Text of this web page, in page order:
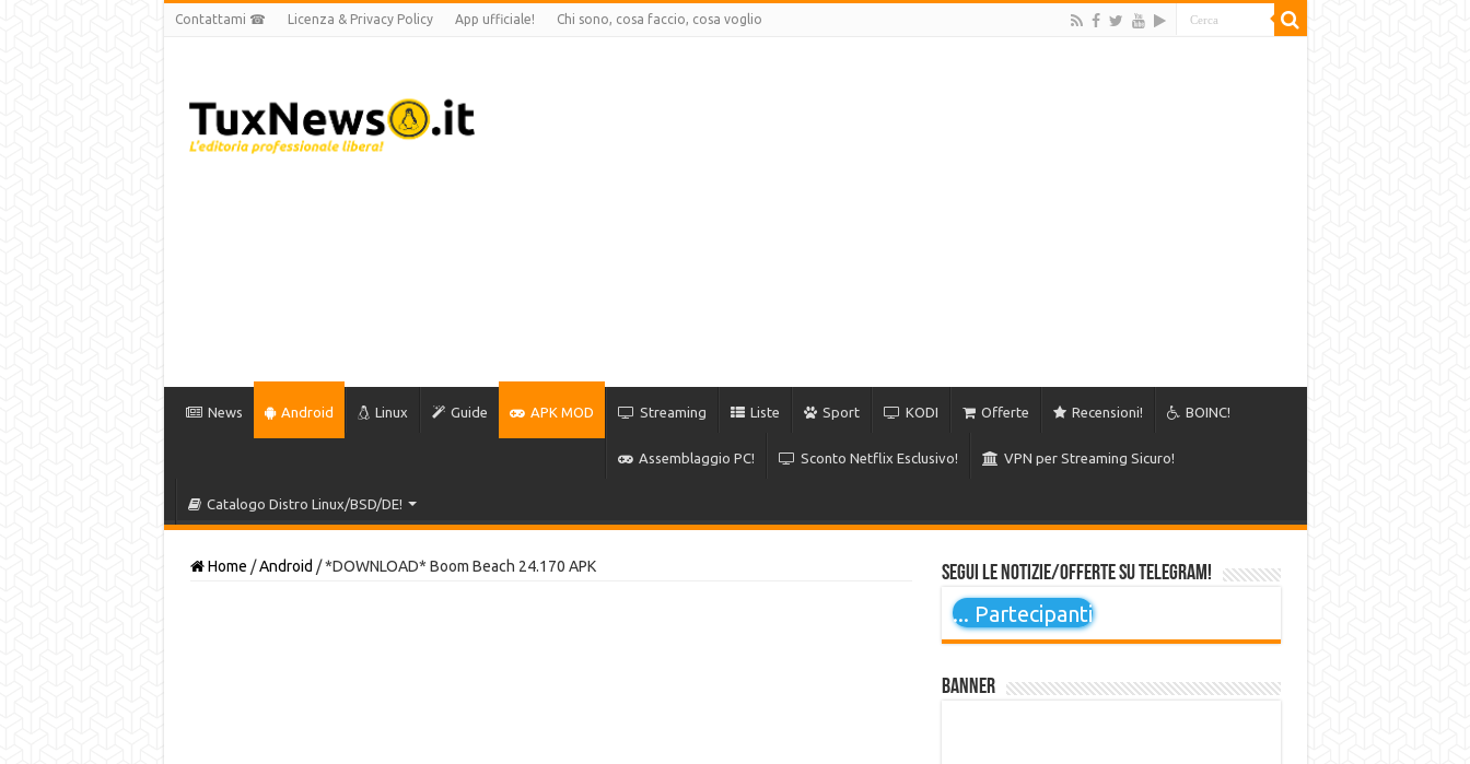
Contattami ☎ Licenza & Privacy Policy App ufficiale! Chi sono, cosa faccio, cosa voglio
News Android Linux Guide APK MOD Streaming Liste Sport KODI Offerte Recensioni! BOINC!
Assemblaggio PC! Sconto Netflix Esclusivo! VPN per Streaming Sicuro!
Catalogo Distro Linux/BSD/DE!
Home / Android / *DOWNLOAD* Boom Beach 24.170 APK Segui le notizie/offerte su Telegram!
... Partecipanti
Banner